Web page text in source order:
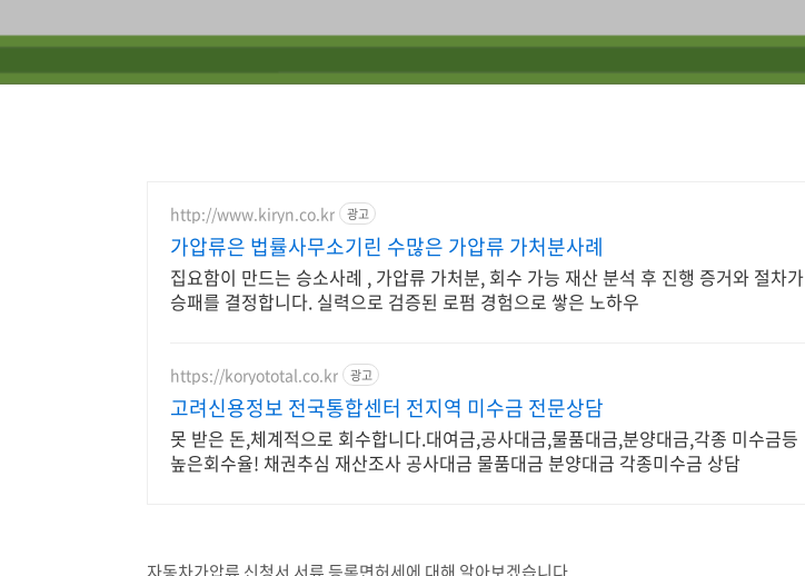
http://www.kiryn.co.kr 광고
가압류은 법률사무소기린 수많은 가압류 가처분사례
집요함이 만드는 승소사례 , 가압류 가처분, 회수 가능 재산 분석 후 진행 증거와 절차가
승패를 결정합니다. 실력으로 검증된 로펌 경험으로 쌓은 노하우
https://koryototal.co.kr 광고
고려신용정보 전국통합센터 전지역 미수금 전문상담
못 받은 돈,체계적으로 회수합니다.대여금,공사대금,물품대금,분양대금,각종 미수금등
높은회수율! 채권추심 재산조사 공사대금 물품대금 분양대금 각종미수금 상담